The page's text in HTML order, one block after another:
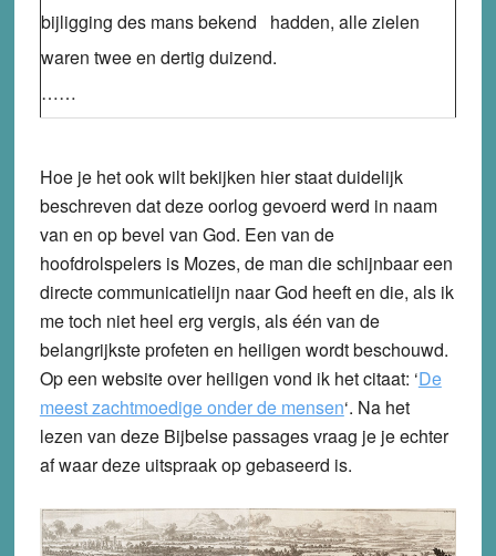
bijligging des mans bekend hadden, alle zielen
waren twee en dertig duizend.
……
Hoe je het ook wilt bekijken hier staat duidelijk
beschreven dat deze oorlog gevoerd werd in naam
van en op bevel van God. Een van de
hoofdrolspelers is Mozes, de man die schijnbaar een
directe communicatielijn naar God heeft en die, als ik
me toch niet heel erg vergis, als één van de
belangrijkste profeten en heiligen wordt beschouwd.
Op een website over heiligen vond ik het citaat: ‘De
meest zachtmoedige onder de mensen‘. Na het
lezen van deze Bijbelse passages vraag je je echter
af waar deze uitspraak op gebaseerd is.